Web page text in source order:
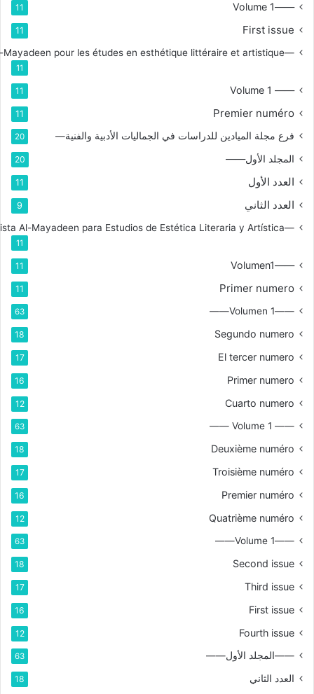
——Volume 1
11
First issue
11
—Branche de la revue Al-Mayadeen pour les études en esthétique littéraire et artistique
11
—— Volume 1
11
Premier numéro
11
فرع مجلة الميادين للدراسات في الجماليات الأدبية والفنية— 20
المجلد الأول—— 20
العدد الأول 11
العدد الثاني 9
—Rama de la Revista Al-Mayadeen para Estudios de Estética Literaria y Artística
11
——Volumen1
11
Primer numero
11
——Volumen 1——
63
Segundo numero
18
El tercer numero
17
Primer numero
16
Cuarto numero
12
—— Volume 1 ——
63
Deuxième numéro
18
Troisième numéro
17
Premier numéro
16
Quatrième numéro
12
——Volume 1——
63
Second issue
18
Third issue
17
First issue
16
Fourth issue
12
——المجلد الأول—— 63
العدد الثاني 18